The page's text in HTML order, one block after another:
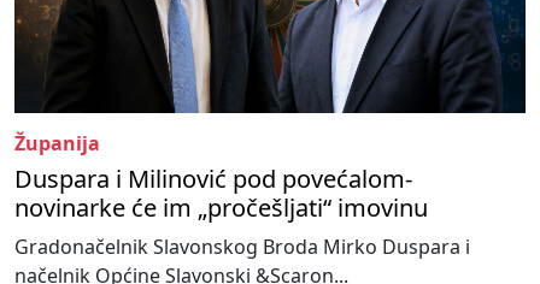
Županija
Duspara i Milinović pod povećalom-
novinarke će im „pročešljati“ imovinu
Gradonačelnik Slavonskog Broda Mirko Duspara i
načelnik Općine Slavonski &Scaron...